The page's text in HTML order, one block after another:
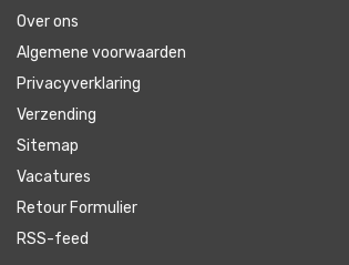
Over ons
Algemene voorwaarden
Privacyverklaring
Verzending
Sitemap
Vacatures
Retour Formulier
RSS-feed